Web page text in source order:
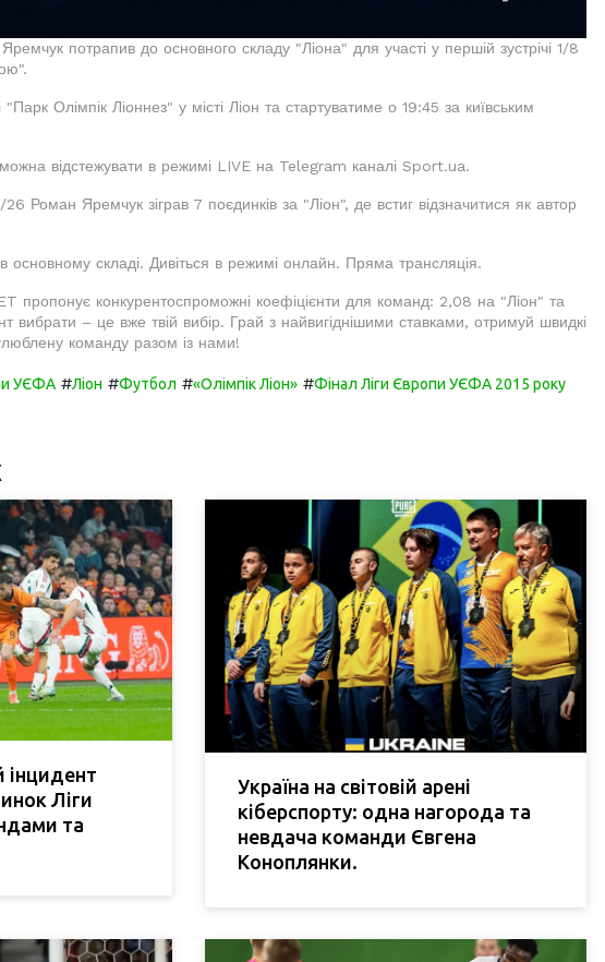
потрапив до основного складу "Ліона" для участі у першій зустрічі 1/8
Олімпік Ліоннез" у місті Ліон та стартуватиме о 19:45 за київським
можна відстежувати в режимі LIVE на Telegram каналі Sport.ua.
Роман Яремчук зіграв 7 поєдинків за "Ліон", де встиг відзначитися як автор
основному складі. Дивіться в режимі онлайн. Пряма трансляція.
пропонує конкурентоспроможні коефіцієнти для команд: 2,08 на "Ліон" та
вибрати – це вже твій вибір. Грай з найвигіднішими ставками, отримуй швидкі
команду разом із нами!
УЄФА #Ліон #Футбол #«Олімпік Ліон» #Фінал Ліги Європи УЄФА 2015 року
інцидент
Ліги
та
Україна на світовій арені
кіберспорту: одна нагорода та
невдача команди Євгена
Коноплянки.